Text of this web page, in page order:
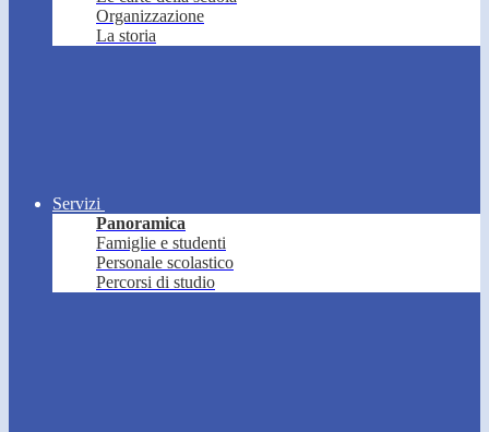
Organizzazione
La storia
Servizi
Panoramica
Famiglie e studenti
Personale scolastico
Percorsi di studio